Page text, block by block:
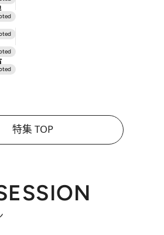
特集 TOP